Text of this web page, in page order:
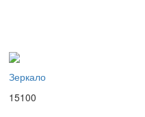
Зеркало
15100